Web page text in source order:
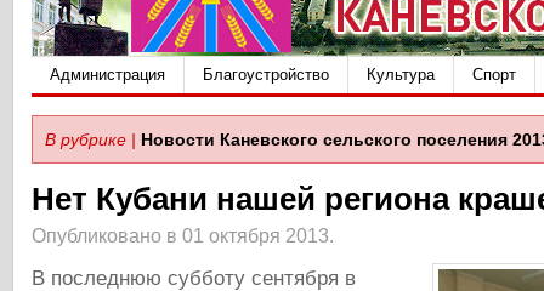
Администрация Благоустройство Культура Спорт
В рубрике | Новости Каневского сельского поселения
Нет Кубани нашей региона
Опубликовано в 01 октября 2013.
В последнюю субботу сентября в